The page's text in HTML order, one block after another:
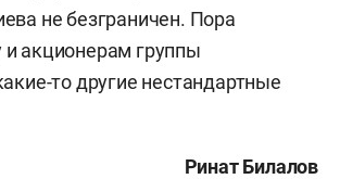
не безграничен. Пора
акционерам группы
то другие нестандартные
Ринат Билалов